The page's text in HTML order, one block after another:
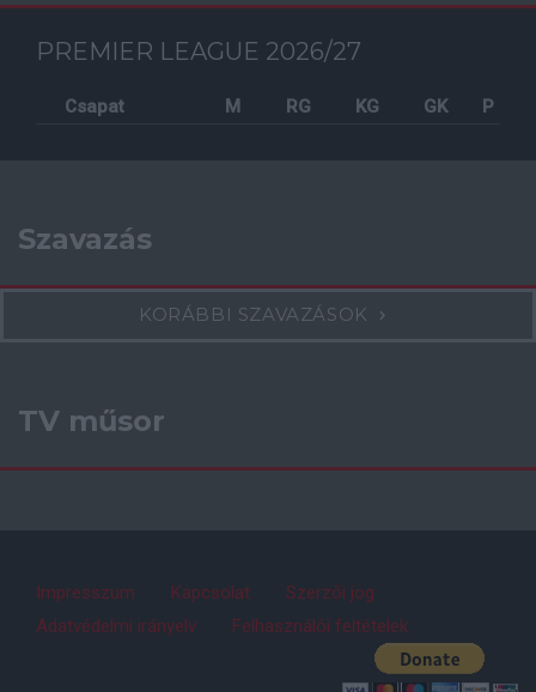
PREMIER LEAGUE 2026/27
Csapat M RG KG GK P
Szavazás
KORÁBBI SZAVAZÁSOK
TV műsor
Impresszum Kapcsolat
Szerzői jog
Adatvédelmi irányelv
Felhasználói feltételek